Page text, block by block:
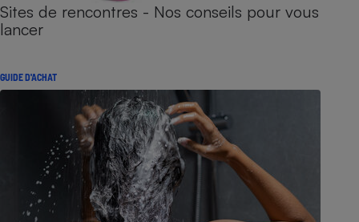
Sites de rencontres - Nos conseils pour vous
lancer
GUIDE D'ACHAT